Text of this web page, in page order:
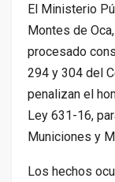
El Ministerio
Montes de
procesado
294 y 304 del
penalizan el
Ley 631-16,
Municiones y
Los hechos